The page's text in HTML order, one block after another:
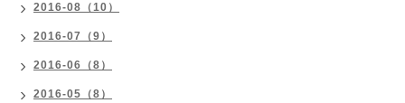
2016-08（10）
2016-07（9）
2016-06（8）
2016-05（8）